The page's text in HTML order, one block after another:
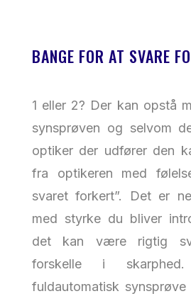
BANGE FOR AT SVARE
1 eller 2? Der kan opstå
synsprøven og selvom
optiker der udfører den
fra optikeren med
svaret forkert”. Det er
med styrke du bliver
det kan være rigtig
forskelle i
fuldautomatisk